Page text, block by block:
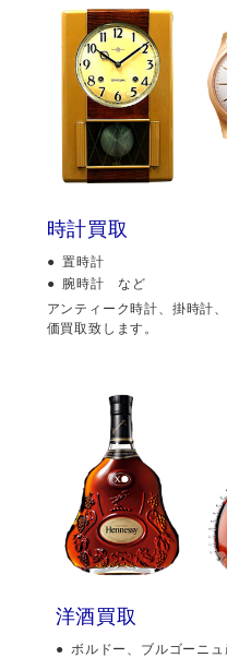
時計買取
置時計
腕時計 など
アンティーク時計、掛時計
価買取致します。
洋酒買取
ボルドー、ブルゴーニ